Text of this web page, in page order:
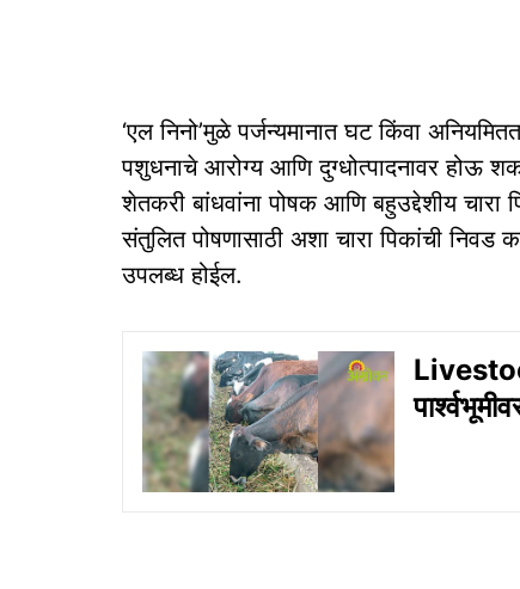
‘एल निनो’मुळे पर्जन्यमानात घट किंवा
पशुधनाचे आरोग्य आणि दुग्धोत्पादनावर होऊ
शेतकरी बांधवांना पोषक आणि बहुउद्देशीय
संतुलित पोषणासाठी अशा चारा पिकांची निवड
उपलब्ध होईल.